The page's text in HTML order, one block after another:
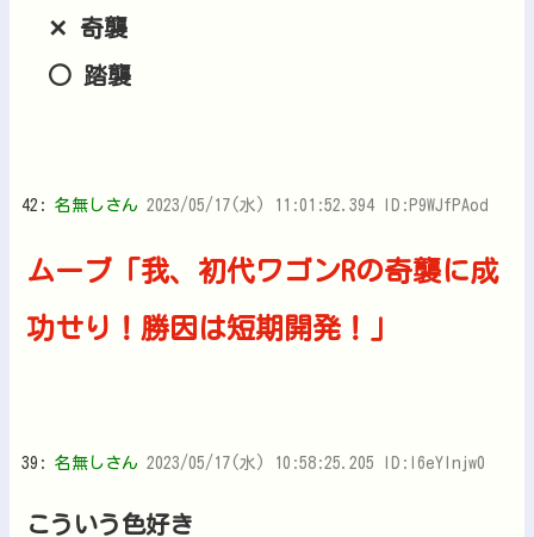
✕ 奇襲
○ 踏襲
42: 名無しさん 2023/05/17(水) 11:01:52.394 ID:P9WJfPAod
ムーブ「我、初代ワゴンRの奇襲に成
功せり！勝因は短期開発！」
39: 名無しさん 2023/05/17(水) 10:58:25.205 ID:I6eYlnjw0
こういう色好き